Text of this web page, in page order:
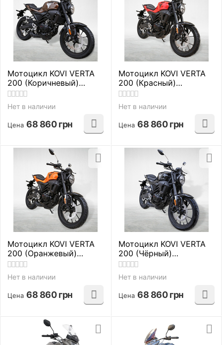
Мотоцикл KOVI VERTA
200 (Коричневый)
дорожные
Нет в наличии
Цена 68 860 грн
Мотоцикл KOVI VERTA
200 (Красный)
дорожные
Нет в наличии
Цена 68 860 грн
Мотоцикл KOVI VERTA
200 (Оранжевый)
дорожные
Нет в наличии
Цена 68 860 грн
Мотоцикл KOVI VERTA
200 (Чёрный)
дорожные
Нет в наличии
Цена 68 860 грн